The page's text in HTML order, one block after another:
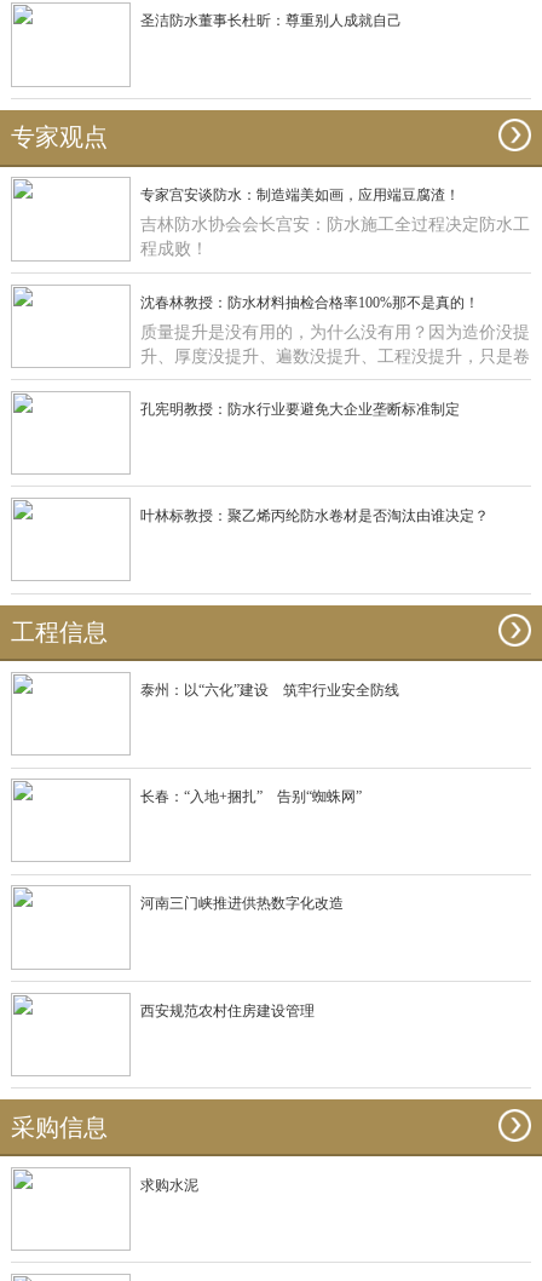
圣洁防水董事长杜昕：尊重别人成就自己
专家观点
专家宫安谈防水：制造端美如画，应用端豆腐渣！
吉林防水协会会长宫安：防水施工全过程决定防水工
程成败！
沈春林教授：防水材料抽检合格率100%那不是真的！
质量提升是没有用的，为什么没有用？因为造价没提
升、厚度没提升、遍数没提升、工程没提升，只是卷
材在那里提升有什么用啊？
孔宪明教授：防水行业要避免大企业垄断标准制定
叶林标教授：聚乙烯丙纶防水卷材是否淘汰由谁决定？
工程信息
泰州：以“六化”建设 筑牢行业安全防线
长春：“入地+捆扎” 告别“蜘蛛网”
河南三门峡推进供热数字化改造
西安规范农村住房建设管理
采购信息
求购水泥